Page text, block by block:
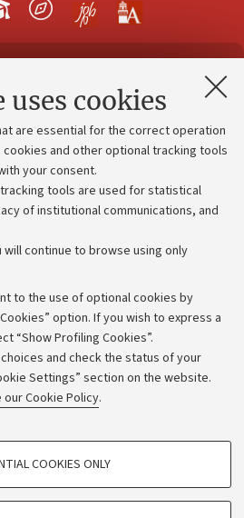
cookies
are essential for the correct operation
and other optional tracking tools
your consent.
tools are used for statistical
of institutional communications, and
continue to browse using only
to the use of optional cookies by
option. If you wish to express a
“Show Profiling Cookies”.
and check the status of your
Settings” section on the website.
our Cookie Policy.
COOKIES ONLY
certified e-mail (PEC)
divisions
Work with us
community
plan
budgets
and competitions
administration
lodged
- UniboStore
accessibility information
statement
and legal notes
Settings